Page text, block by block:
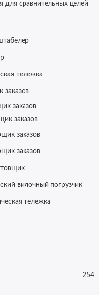
для сравнительных целей
тележка
заказов
заказов
заказов
заказов
заказов
вилочный погрузчик
тележка
254